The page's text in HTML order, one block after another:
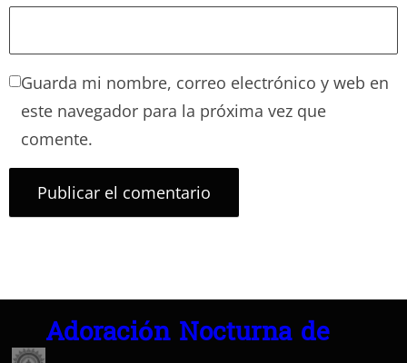
Guarda mi nombre, correo electrónico y web en
este navegador para la próxima vez que
comente.
Adoración Nocturna de